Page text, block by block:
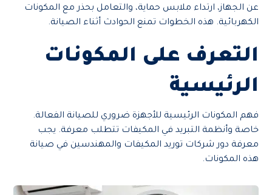
عن الجهاز، ارتداء ملابس حماية، والتعامل بحذر مع المكونات
الكهربائية. هذه الخطوات تمنع الحوادث أثناء الصيانة.
التعرف على المكونات
الرئيسية
فهم المكونات الرئيسية للأجهزة ضروري للصيانة الفعالة.
خاصة وأنظمة التبريد في المكيفات تتطلب معرفة. يجب
معرفة دور شركات توريد المكيفات والمهندسين في صيانة
هذه المكونات.